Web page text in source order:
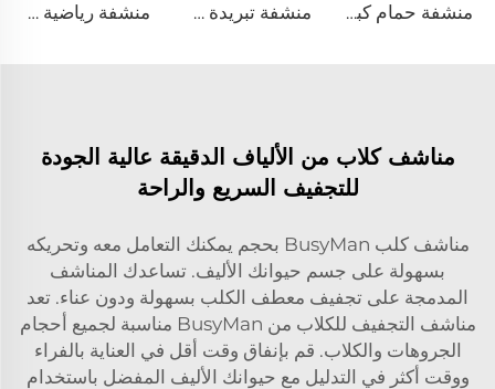
منشفة حمام كبيرة الحجم مطبوعة رقميًا منشفة تبريدة مخصصة للجيم مع شعار منشفة رياضية سريعة الجفاف
مناشف كلاب من الألياف الدقيقة عالية الجودة
للتجفيف السريع والراحة
مناشف كلب BusyMan بحجم يمكنك التعامل معه وتحريكه
بسهولة على جسم حيوانك الأليف. تساعدك المناشف
المدمجة على تجفيف معطف الكلب بسهولة ودون عناء. تعد
مناشف التجفيف للكلاب من BusyMan مناسبة لجميع أحجام
الجروهات والكلاب. قم بإنفاق وقت أقل في العناية بالفراء
ووقت أكثر في التدليل مع حيوانك الأليف المفضل باستخدام